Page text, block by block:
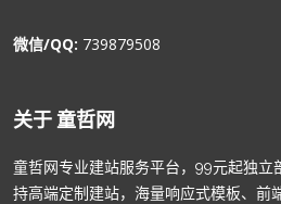
微信/QQ: 739879508
关于 童哲网
童哲网专业建站服务平台，99元起独立
持高端定制建站，海量响应式模板、前